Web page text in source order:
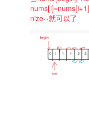
nize--就可以了